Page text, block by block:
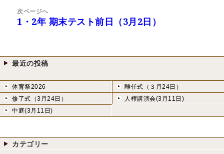
ン
投
稿:
次ページへ
次
稿:
1・2年 期末テスト前日（3月2日）
最近の投稿
体育祭2026
離任式（３月24日）
修了式（3月24日）
人権講演会(3月11日)
中庭(3月11日)
カテゴリー